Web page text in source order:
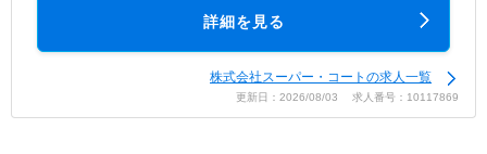
詳細を見る
株式会社スーパー・コートの求人一覧
更新日：2026/08/03 求人番号：10117869